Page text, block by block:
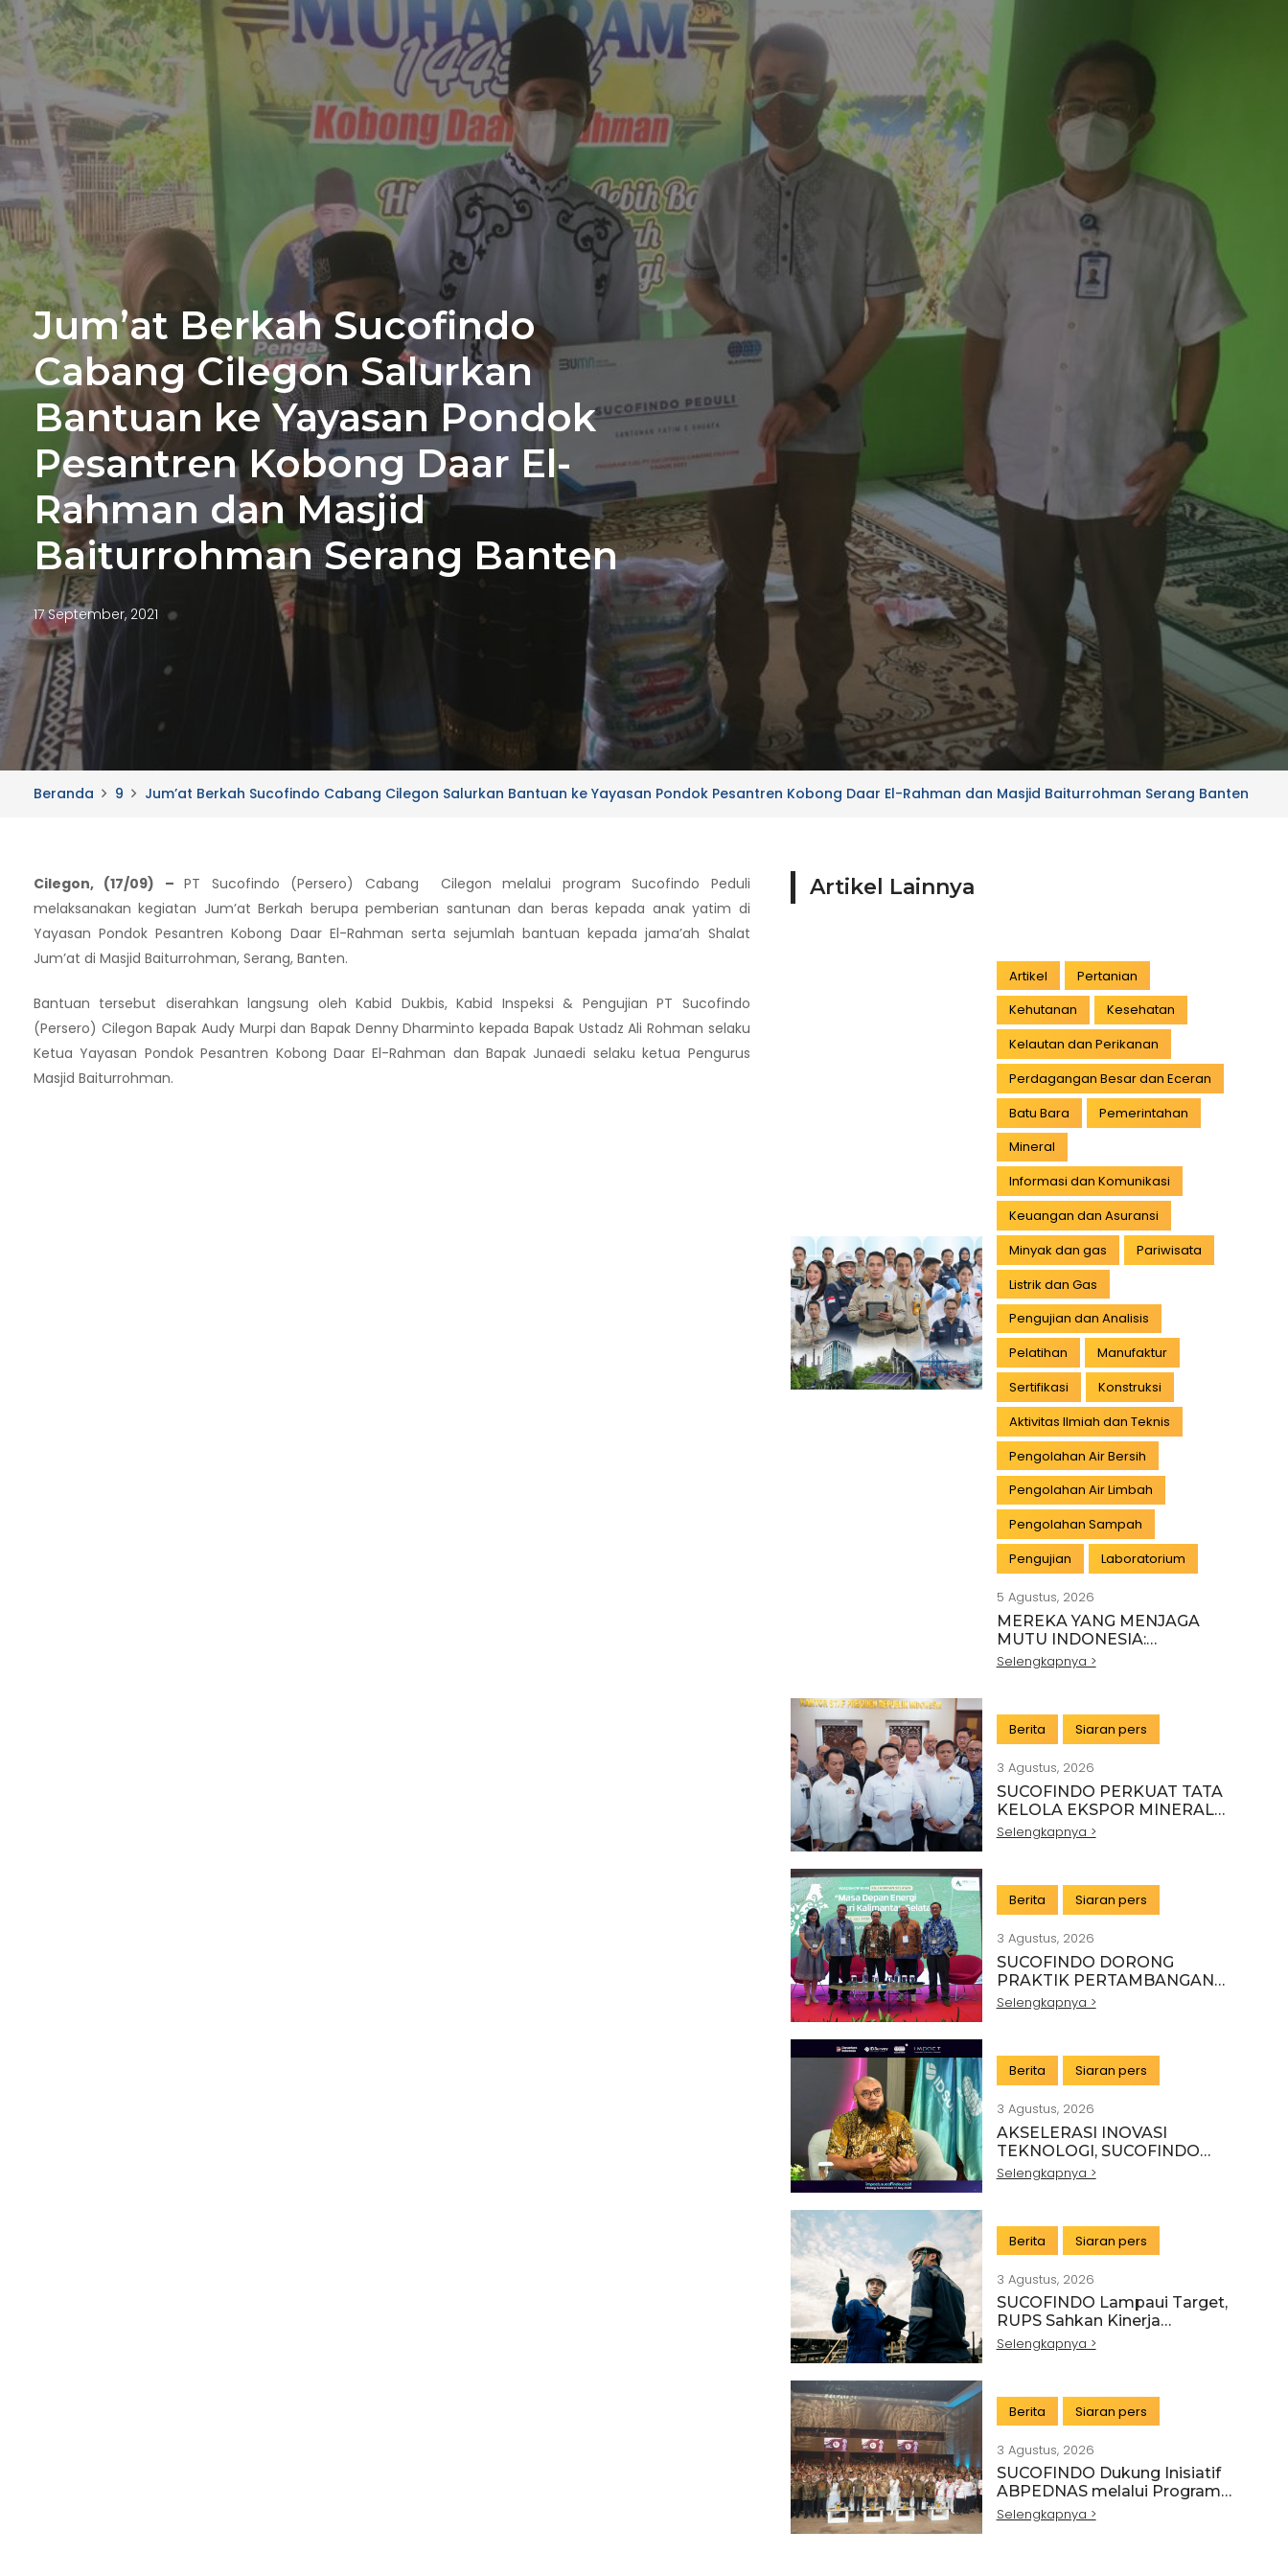
Jum’at Berkah Sucofindo
Cabang Cilegon Salurkan
Bantuan ke Yayasan Pondok
Pesantren Kobong Daar El-
Rahman dan Masjid
Baiturrohman Serang Banten
17 September, 2021
Beranda 9 Jum’at Berkah Sucofindo Cabang Cilegon Salurkan Bantuan ke Yayasan Pondok Pesantren Kobong Daar El-Rahman dan Masjid Baiturrohman Serang Banten
Cilegon, (17/09) –PT Sucofindo (Persero) Cabang Cilegon melalui program Sucofindo Peduli
melaksanakan kegiatan Jum’at Berkah berupa pemberian santunan dan beras kepada anak yatim di
Yayasan Pondok Pesantren Kobong Daar El-Rahman serta sejumlah bantuan kepada jama’ah Shalat
Jum’at di Masjid Baiturrohman, Serang, Banten.
Bantuan tersebut diserahkan langsung oleh Kabid Dukbis, Kabid Inspeksi & Pengujian PT Sucofindo
(Persero) Cilegon Bapak Audy Murpi dan Bapak Denny Dharminto kepada Bapak Ustadz Ali Rohman selaku
Ketua Yayasan Pondok Pesantren Kobong Daar El-Rahman dan Bapak Junaedi selaku ketua Pengurus
Masjid Baiturrohman.
Artikel Lainnya
Artikel
Pertanian
Kehutanan
Kesehatan
Kelautan dan Perikanan
Perdagangan Besar dan Eceran
Batu Bara
Pemerintahan
Mineral
Informasi dan Komunikasi
Keuangan dan Asuransi
Minyak dan gas
Pariwisata
Listrik dan Gas
Pengujian dan Analisis
Pelatihan
Manufaktur
Sertifikasi
Konstruksi
Aktivitas Ilmiah dan Teknis
Pengolahan Air Bersih
Pengolahan Air Limbah
Pengolahan Sampah
Pengujian
Laboratorium
5 Agustus, 2026
MEREKA YANG MENJAGA
MUTU INDONESIA:
PAHLAWAN DI BALIK SETIAP
Selengkapnya >
Berita Siaran pers
3 Agustus, 2026
SUCOFINDO PERKUAT TATA
KELOLA EKSPOR MINERAL
NASIONAL MELALUI SINERGI
Selengkapnya >
Berita Siaran pers
3 Agustus, 2026
SUCOFINDO DORONG
PRAKTIK PERTAMBANGAN
BERKELANJUTAN DI SEKTOR
Selengkapnya >
Berita Siaran pers
3 Agustus, 2026
AKSELERASI INOVASI
TEKNOLOGI, SUCOFINDO
GELAR IMPACT PERKUAT
Selengkapnya >
Berita Siaran pers
3 Agustus, 2026
SUCOFINDO Lampaui Target,
RUPS Sahkan Kinerja
Keuangan Tahun Buku 2025
Selengkapnya >
Berita Siaran pers
3 Agustus, 2026
SUCOFINDO Dukung Inisiatif
ABPEDNAS melalui Program
Srikandi Jaga Desa
Selengkapnya >